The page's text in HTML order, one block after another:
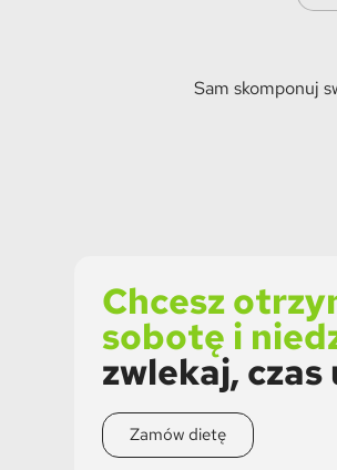
Sam skomponuj
Chcesz
sobotę i
zwlekaj, czas
Zamów dietę